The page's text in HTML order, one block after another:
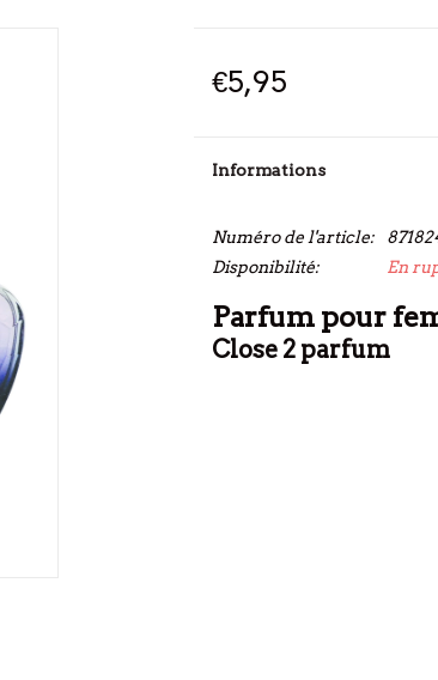
€5,95
Informations
Numéro de l'article:
Disponibilité:
En
Parfum pour
Close 2 parfum